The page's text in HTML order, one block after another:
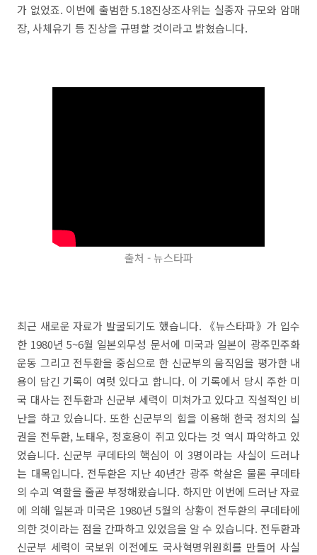
가 없었죠. 이번에 출범한 5.18진상조사위는 실종자 규모와 암매
장, 사체유기 등 진상을 규명할 것이라고 밝혔습니다.
출처 - 뉴스타파
최근 새로운 자료가 발굴되기도 했습니다. 《뉴스타파》가 입수
한 1980년 5~6월 일본외무성 문서에 미국과 일본이 광주민주화
운동 그리고 전두환을 중심으로 한 신군부의 움직임을 평가한 내
용이 담긴 기록이 여럿 있다고 합니다. 이 기록에서 당시 주한 미
국 대사는 전두환과 신군부 세력이 미쳐가고 있다고 직설적인 비
난을 하고 있습니다. 또한 신군부의 힘을 이용해 한국 정치의 실
권을 전두환, 노태우, 정호용이 쥐고 있다는 것 역시 파악하고 있
었습니다. 신군부 쿠데타의 핵심이 이 3명이라는 사실이 드러나
는 대목입니다. 전두환은 지난 40년간 광주 학살은 물론 쿠데타
의 수괴 역할을 줄곧 부정해왔습니다. 하지만 이번에 드러난 자료
에 의해 일본과 미국은 1980년 5월의 상황이 전두환의 쿠데타에
의한 것이라는 점을 간파하고 있었음을 알 수 있습니다. 전두환과
신군부 세력이 국보위 이전에도 국사혁명위원회를 만들어 사실